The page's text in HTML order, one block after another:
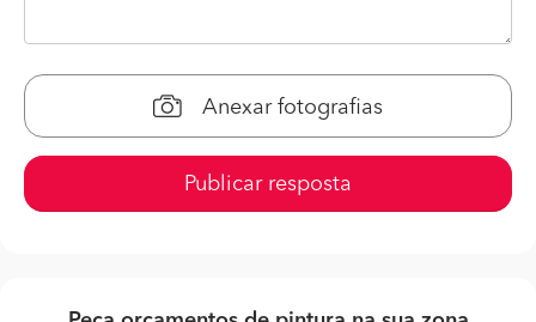
Anexar fotografias
Publicar resposta